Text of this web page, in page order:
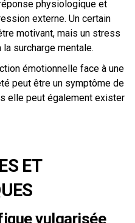
réponse physiologique et
externe. Un certain
motivant, mais un stress
surcharge mentale.
émotionnelle face à une
peut être un symptôme de
elle peut également exister
ET
vulgarisée